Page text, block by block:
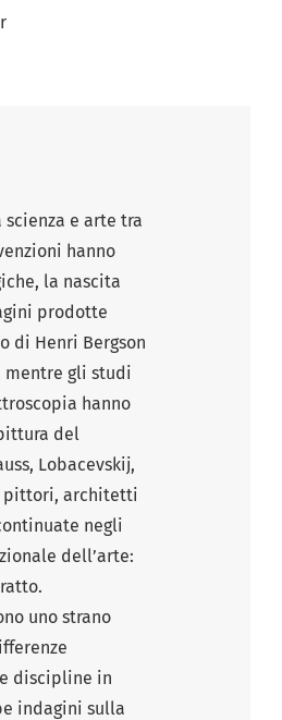
e arte tra
hanno
la nascita
prodotte
di Henri Bergson
mentre gli studi
hanno
del
Lobacevskij,
pittori, architetti
negli
dell’arte:
uno strano
discipline in
indagini sulla